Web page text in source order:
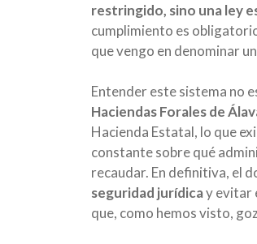
restringido, sino una ley
cumplimiento es
que vengo en denominar un
Entender este sistema no
Haciendas Forales de
Hacienda Estatal, lo que
constante sobre qué
recaudar. En definitiva, el
seguridad jurídicay evitar
que, como hemos visto,